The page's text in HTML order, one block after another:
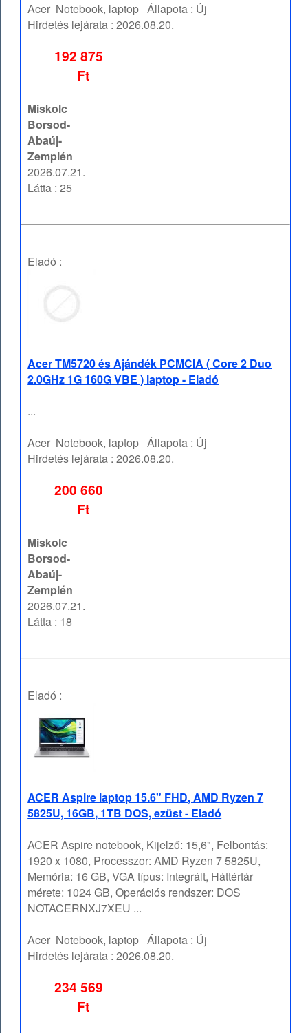
Acer Notebook, laptop Állapota : Új
Hirdetés lejárata :2026.08.20.
192 875
Ft
Miskolc
Borsod-
Abaúj-
Zemplén
2026.07.21.
Látta : 25
Eladó :
Acer TM5720 és Ajándék PCMCIA ( Core 2 Duo
2.0GHz 1G 160G VBE ) laptop - Eladó
...
Acer Notebook, laptop Állapota : Új
Hirdetés lejárata :2026.08.20.
200 660
Ft
Miskolc
Borsod-
Abaúj-
Zemplén
2026.07.21.
Látta : 18
Eladó :
ACER Aspire laptop 15.6" FHD, AMD Ryzen 7
5825U, 16GB, 1TB DOS, ezüst - Eladó
ACER Aspire notebook, Kijelző: 15,6", Felbontás:
1920 x 1080, Processzor: AMD Ryzen 7 5825U,
Memória: 16 GB, VGA típus: Integrált, Háttértár
mérete: 1024 GB, Operációs rendszer: DOS
NOTACERNXJ7XEU ...
Acer Notebook, laptop Állapota : Új
Hirdetés lejárata :2026.08.20.
234 569
Ft